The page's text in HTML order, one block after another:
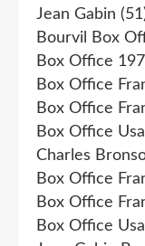
Jean Gabin
Bourvil Box
Box Office
Box Office
Box Office
Box Office
Charles
Box Office
Box Office
Box Office